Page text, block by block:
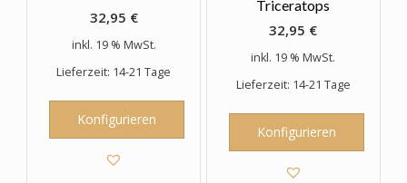
32,95 €
inkl. 19 % MwSt.
Lieferzeit: 14-21 Tage
Konfigurieren
Triceratops
32,95 €
inkl. 19 % MwSt.
Lieferzeit: 14-21 Tage
Konfigurieren